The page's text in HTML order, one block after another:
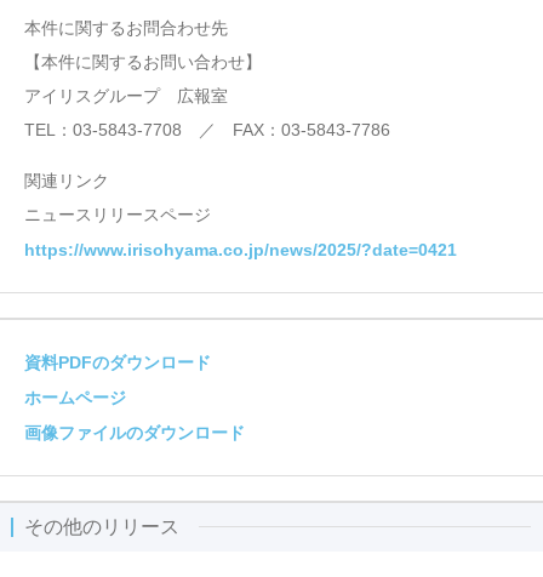
本件に関するお問合わせ先
【本件に関するお問い合わせ】
アイリスグループ 広報室
TEL：03-5843-7708 ／ FAX：03-5843-7786
関連リンク
ニュースリリースページ
https://www.irisohyama.co.jp/news/2025/?date=0421
資料PDFのダウンロード
ホームページ
画像ファイルのダウンロード
その他のリリース